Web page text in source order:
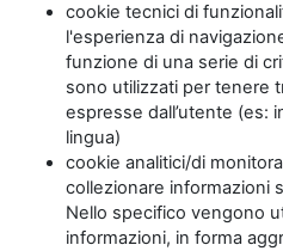
cookie tecnici di
l'esperienza di
funzione di una serie di
sono utilizzati per tenere
espresse dall’utente (es:
lingua)
cookie analitici/di
collezionare informazioni
Nello specifico vengono
informazioni, in forma